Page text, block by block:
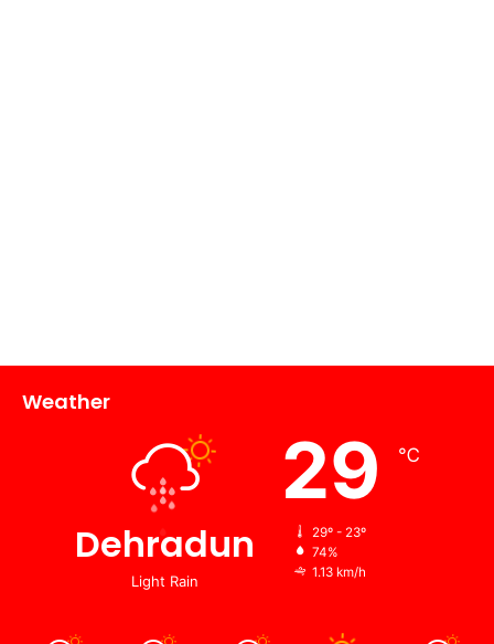
Weather
Dehradun
Light Rain
29 ℃
29º - 23º
74%
1.13 km/h